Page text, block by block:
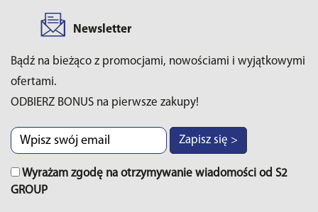
Newsletter
Bądź na bieżąco z promocjami, nowościami i wyjątkowymi
ofertami.
ODBIERZ BONUS na pierwsze zakupy!
Zapisz się >
Wyrażam zgodę na otrzymywanie wiadomości od S2
GROUP